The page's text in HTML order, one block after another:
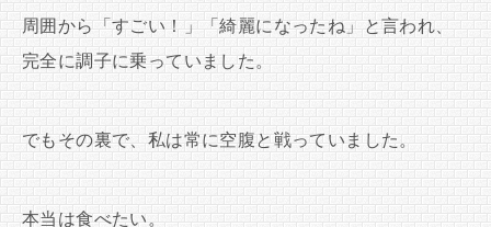
周囲から「すごい！」「綺麗になったね」と言われ、
完全に調子に乗っていました。
でもその裏で、私は常に空腹と戦っていました。
本当は食べたい。